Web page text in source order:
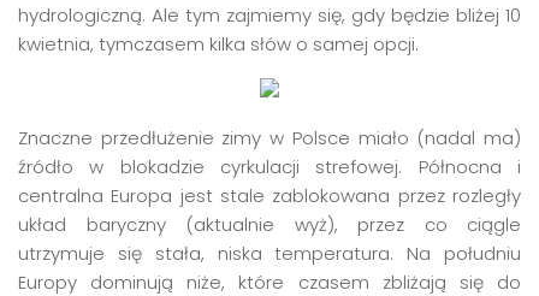
hydrologiczną. Ale tym zajmiemy się, gdy będzie bliżej 10
kwietnia, tymczasem kilka słów o samej opcji.
Znaczne przedłużenie zimy w Polsce miało (nadal ma)
źródło w blokadzie cyrkulacji strefowej. Północna i
centralna Europa jest stale zablokowana przez rozległy
układ baryczny (aktualnie wyż), przez co ciągle
utrzymuje się stała, niska temperatura. Na południu
Europy dominują niże, które czasem zbliżają się do